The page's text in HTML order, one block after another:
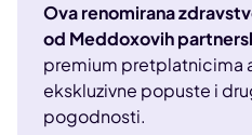
Ova renomirana
od Meddoxovih
premium pretplatnicima
ekskluzivne popuste i
pogodnosti.